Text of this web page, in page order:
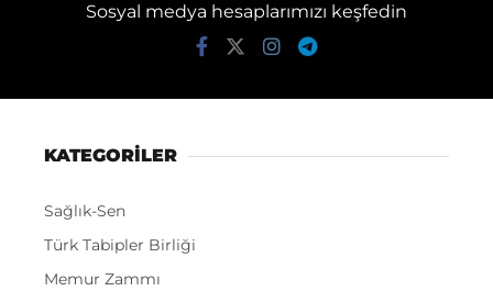
Sosyal medya hesaplarımızı keşfedin
KATEGORİLER
Sağlık-Sen
Türk Tabipler Birliği
Memur Zammı